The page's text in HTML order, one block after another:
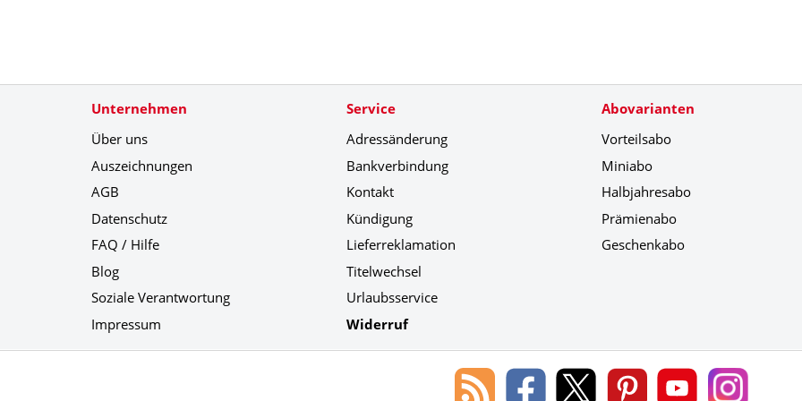
Unternehmen
Über uns
Auszeichnungen
AGB
Datenschutz
FAQ / Hilfe
Blog
Soziale Verantwortung
Impressum
Service
Adressänderung
Bankverbindung
Kontakt
Kündigung
Lieferreklamation
Titelwechsel
Urlaubsservice
Widerruf
Abovarianten
Vorteilsabo
Miniabo
Halbjahresabo
Prämienabo
Geschenkabo
Blog
des
Lorenz
Leserservice
Lorenz
Leserservice
Lorenz
Leserservice
Lorenz
Leserservice
Lorenz